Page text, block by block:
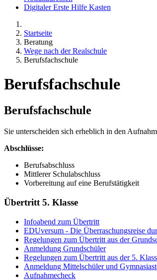
Digitaler Erste Hilfe Kasten
Startseite
Beratung
Wege nach der Realschule
Berufsfachschule
Berufsfachschule
Berufsfachschule
Sie unterscheiden sich erheblich in den
Abschlüsse:
Berufsabschluss
Mittlerer Schulabschluss
Vorbereitung auf eine Berufstätigkeit
Übertritt 5. Klasse
Infoabend zum Übertritt
EDUversum - Die Überraschungsreise
Regelungen zum Übertritt aus der
Anmeldung Grundschüler
Regelungen zum Übertritt aus der 5.
Anmeldung Mittelschüler und
Aufnahmecheck